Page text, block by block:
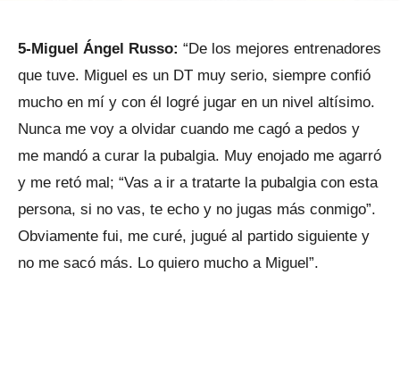
5-Miguel Ángel Russo: “De los mejores entrenadores
que tuve. Miguel es un DT muy serio, siempre confió
mucho en mí y con él logré jugar en un nivel altísimo.
Nunca me voy a olvidar cuando me cagó a pedos y
me mandó a curar la pubalgia. Muy enojado me agarró
y me retó mal; “Vas a ir a tratarte la pubalgia con esta
persona, si no vas, te echo y no jugas más conmigo”.
Obviamente fui, me curé, jugué al partido siguiente y
no me sacó más. Lo quiero mucho a Miguel”.